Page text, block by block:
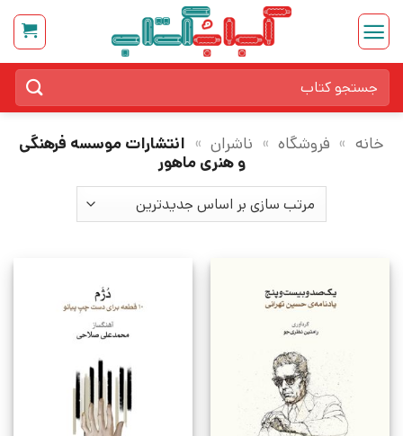
Skip
content
برای:
خانه » فروشگاه » ناشران » انتشارات موسسه فرهنگی
و هنری ماهور